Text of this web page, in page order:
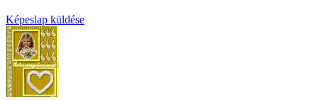
Képeslap küldése